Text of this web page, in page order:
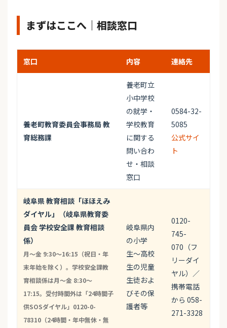
まずはここへ｜相談窓口
窓口 内容 連絡先
養老町教育委員会事務局 教
育総務課
養老町立
小中学校
の就学・
学校教育
に関する
問い合わ
せ・相談
窓口
0584-32-
5085
公式サイ
ト
岐阜県 教育相談「ほほえみ
ダイヤル」（岐阜県教育委
員会 学校安全課 教育相談
係）
月〜金 9:30〜16:15（祝日・年
末年始を除く）。学校安全課教
育相談係は月〜金 8:30〜
17:15。受付時間外は「24時間子
供SOSダイヤル」0120-0-
78310（24時間・年中無休・無
岐阜県内
の小学
生〜高校
生の児童
生徒およ
びその保
護者等
0120-
745-
070（フ
リーダイ
ヤル）／
携帯電話
から 058-
271-3328